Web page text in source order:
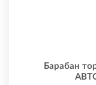
Барабан